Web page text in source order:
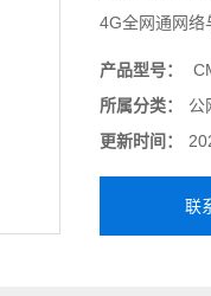
4G全网通网络
产品型号：
所属分类：
公
更新时间：
联